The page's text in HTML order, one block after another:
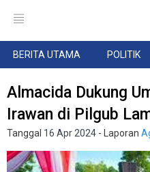
BERITA UTAMA POLITIK
Almacida Dukung
Irawan di Pilgub
Tanggal 16 Apr 2024 - Laporan